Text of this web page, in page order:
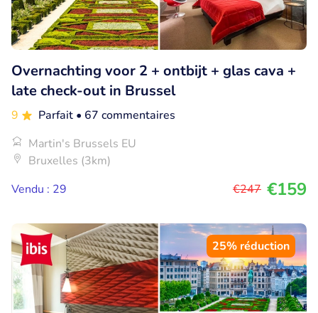
Overnachting voor 2 + ontbijt + glas cava +
late check-out in Brussel
9 Parfait • 67 commentaires
Martin's Brussels EU
Bruxelles (3km)
Vendu : 29
€247 €159
25% réduction